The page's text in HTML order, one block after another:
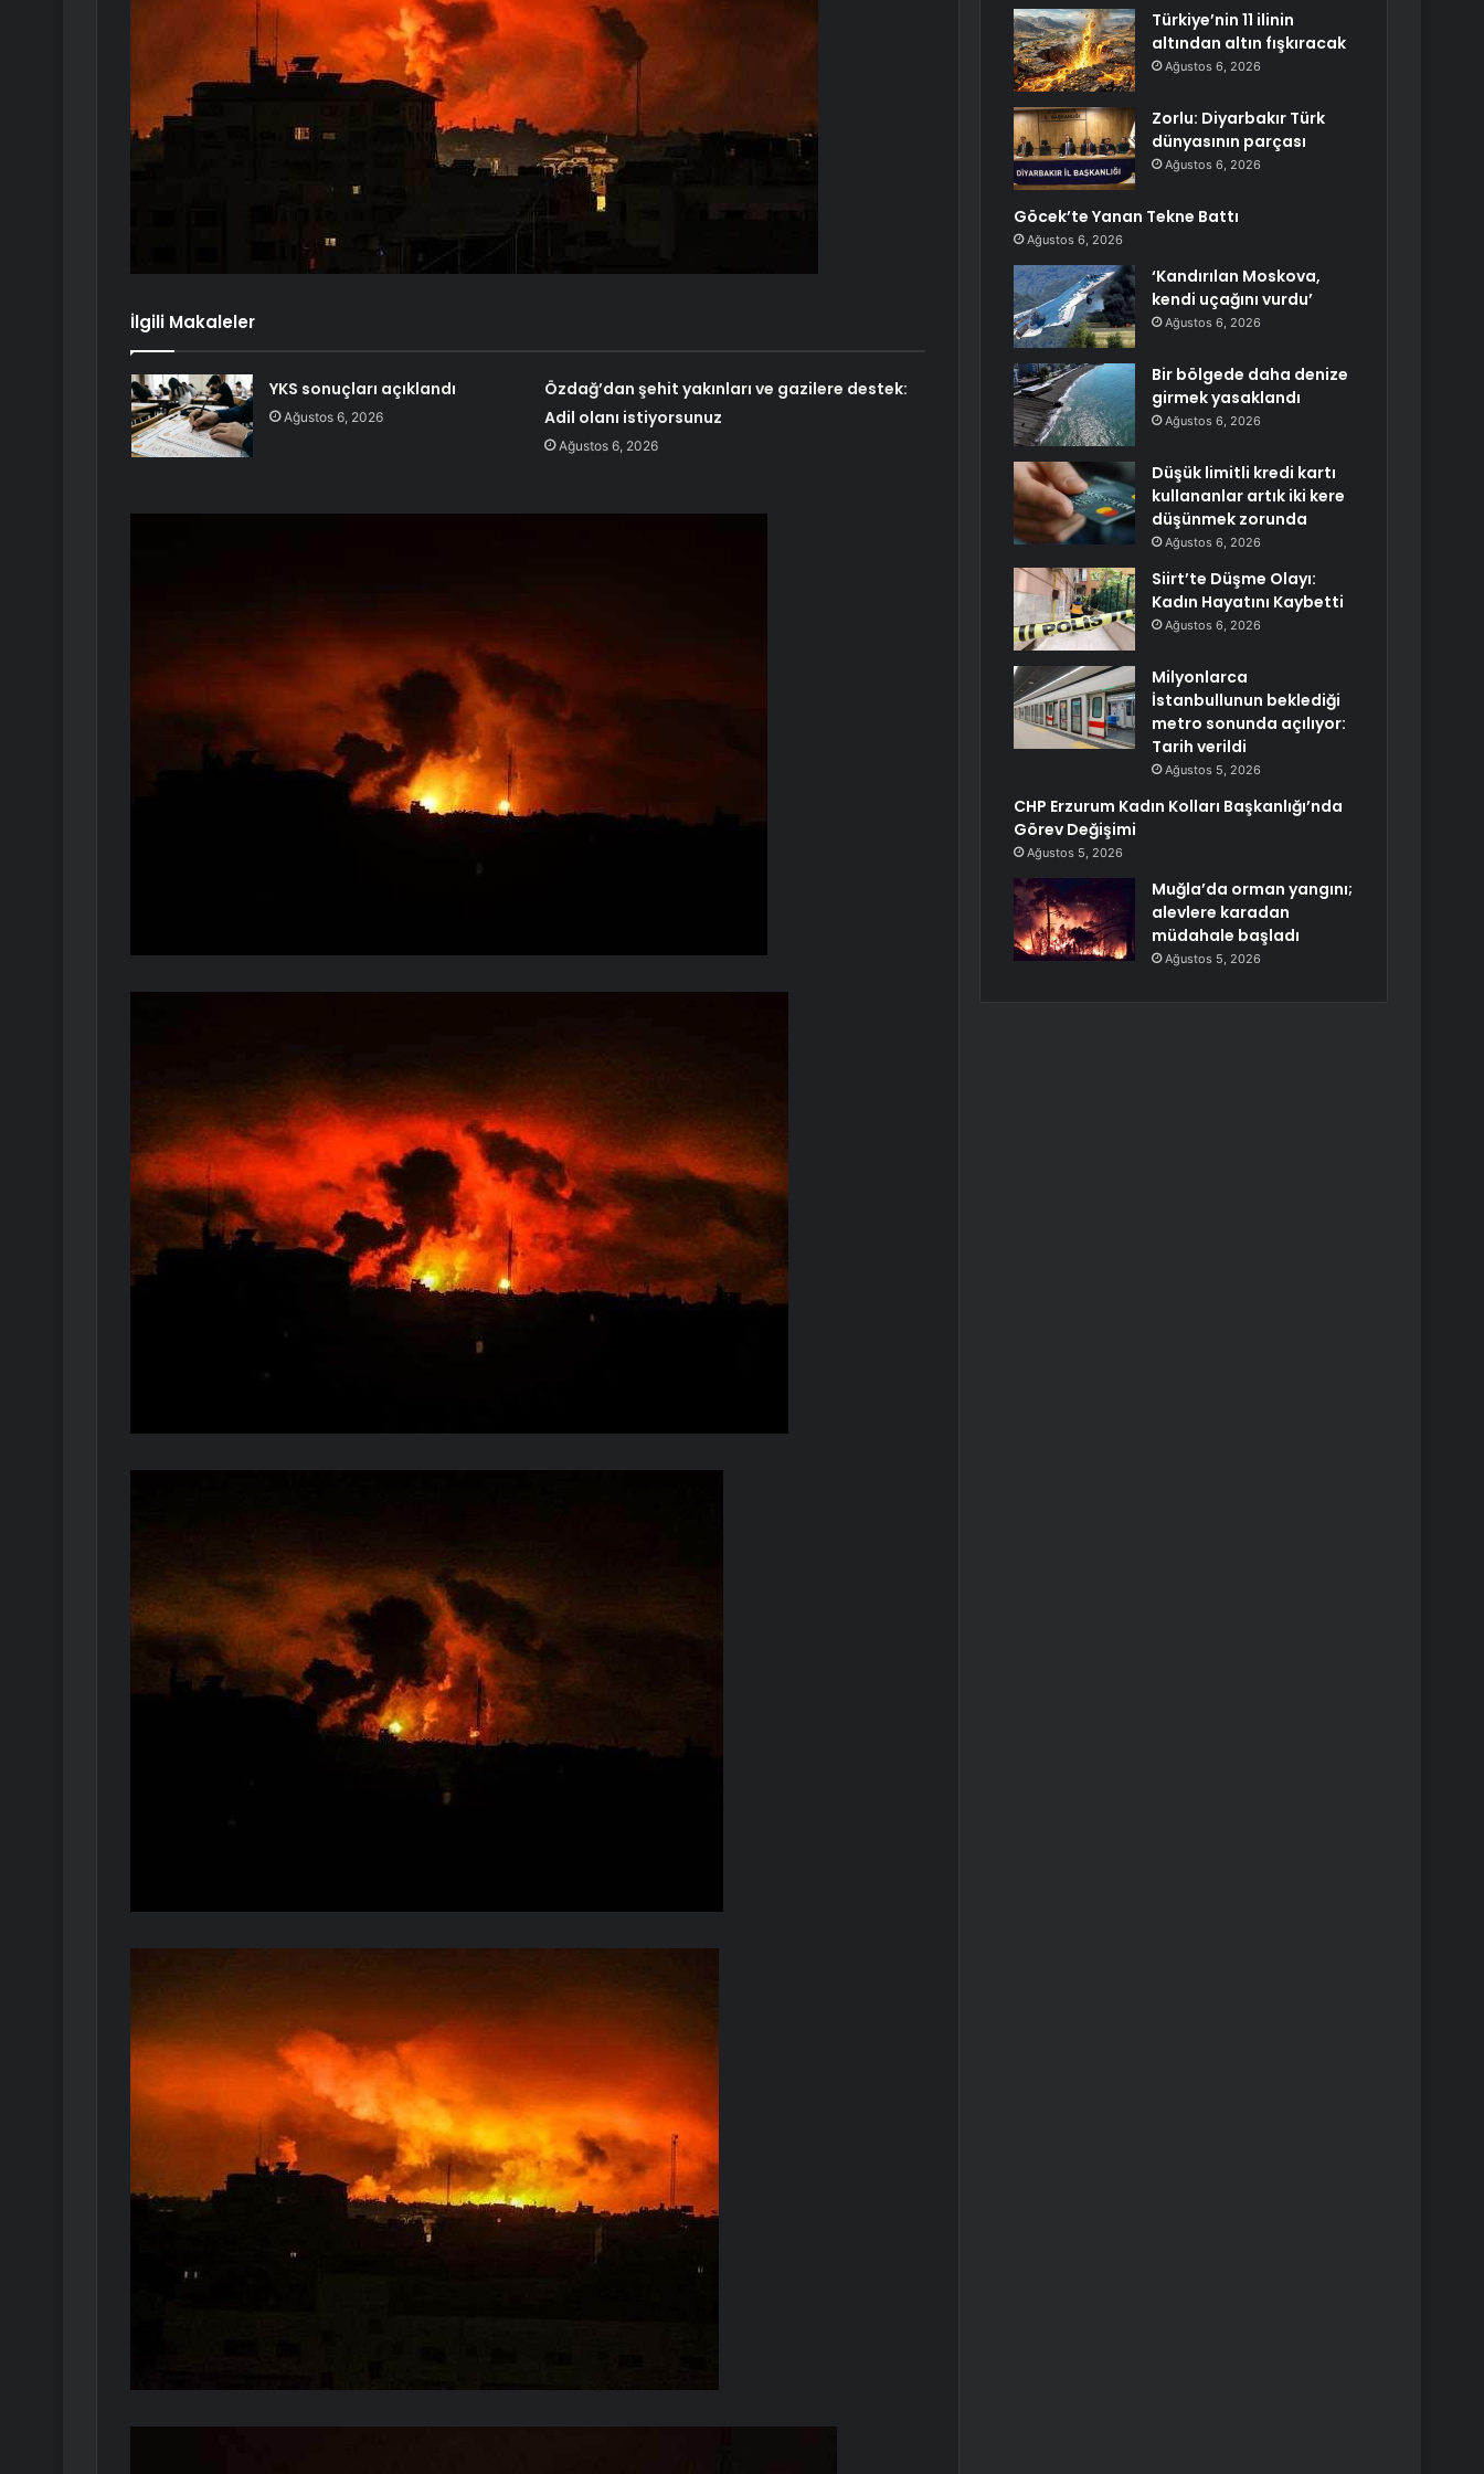
İlgili Makaleler
YKS sonuçları açıklandı
Ağustos 6, 2026
Özdağ’dan şehit yakınları ve gazilere destek:
Adil olanı istiyorsunuz
Ağustos 6, 2026
Türkiye’nin 11 ilinin
altından altın fışkıracak
Ağustos 6, 2026
Zorlu: Diyarbakır Türk
dünyasının parçası
Ağustos 6, 2026
Göcek’te Yanan Tekne Battı
Ağustos 6, 2026
‘Kandırılan Moskova,
kendi uçağını vurdu’
Ağustos 6, 2026
Bir bölgede daha denize
girmek yasaklandı
Ağustos 6, 2026
Düşük limitli kredi kartı
kullananlar artık iki kere
düşünmek zorunda
Ağustos 6, 2026
Siirt’te Düşme Olayı:
Kadın Hayatını Kaybetti
Ağustos 6, 2026
Milyonlarca
İstanbullunun beklediği
metro sonunda açılıyor:
Tarih verildi
Ağustos 5, 2026
CHP Erzurum Kadın Kolları Başkanlığı’nda
Görev Değişimi
Ağustos 5, 2026
Muğla’da orman yangını;
alevlere karadan
müdahale başladı
Ağustos 5, 2026